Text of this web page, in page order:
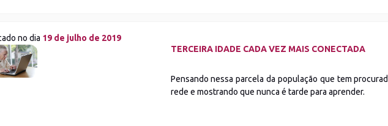
no dia 19 de julho de 2019
TERCEIRA IDADE CADA VEZ MAIS CONECTADA
Pensando nessa parcela da população que tem
rede e mostrando que nunca é tarde para aprender.